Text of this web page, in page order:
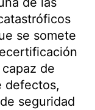
se somete
de
defectos,
seguridad